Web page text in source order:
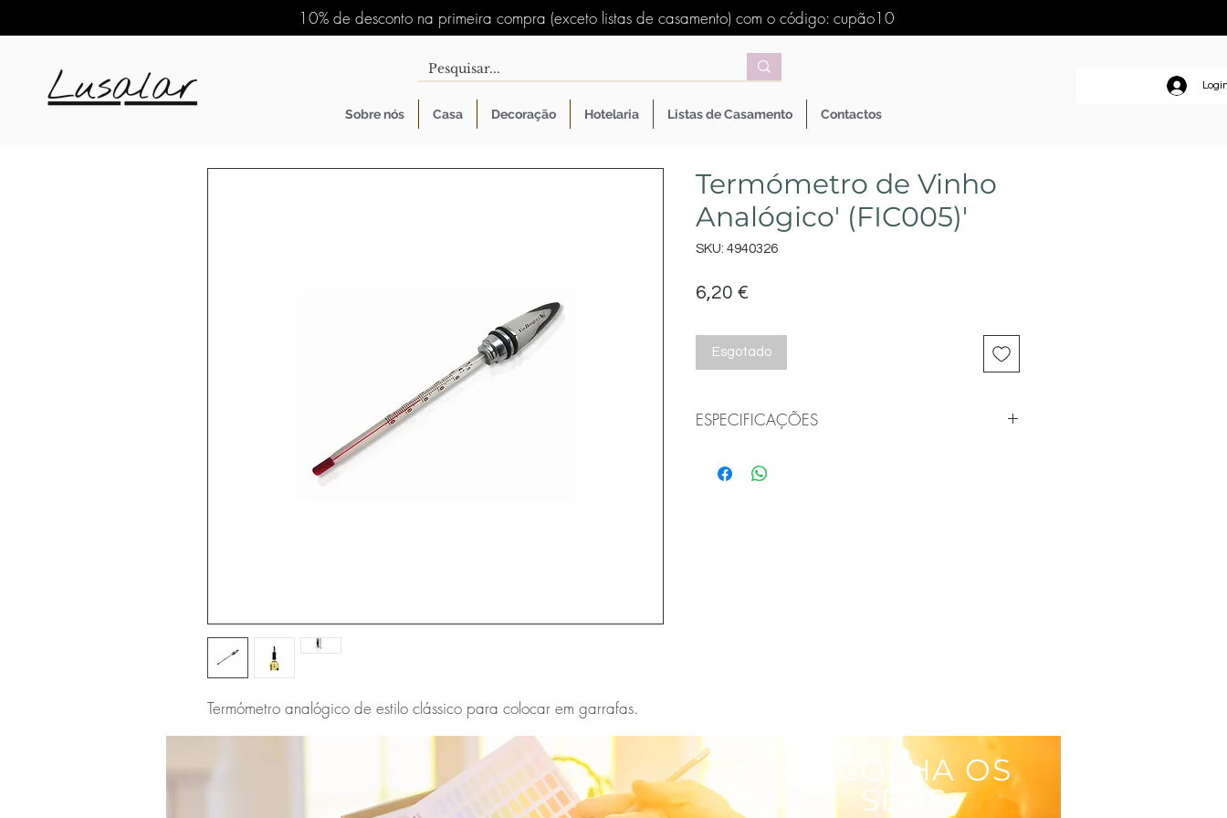
10% de desconto na primeira compra (exceto listas de casamento) com o código: cupão10
Termómetro analógico de estilo clássico para colocar em garrafas.
Termómetro de Vinho
Analógico' (FIC005)'
SKU: 4940326
6,20 €
Esgotado
ESPECIFICAÇÕES
Largura: 1,5
ESCOLHA OS
SEUS
Sobre nós Casa Decoração Hotelaria Listas de Casamento Contactos